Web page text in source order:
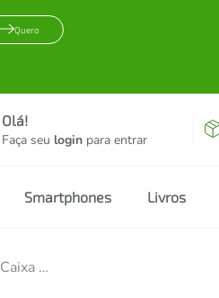
Quero
Olá!
Faça seu login para entrar
Smartphones Livros
Quadro Gamer Glitch Teclado W A S D 43x30 Caixa Preto